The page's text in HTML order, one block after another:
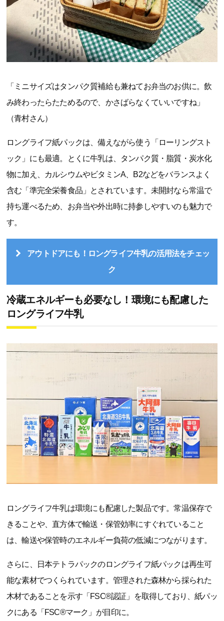
「ミニサイズはタンパク質補給も兼ねてお弁当のお供に。飲
み終わったらたためるので、かさばらなくていいですね」
（青村さん）
ロングライフ紙パックは、備えながら使う「ローリングスト
ック」にも最適。とくに牛乳は、タンパク質・脂質・炭水化
物に加え、カルシウムやビタミンA、B2などをバランスよく
含む「準完全栄養食品」とされています。未開封なら常温で
持ち運べるため、お弁当や外出時に持参しやすいのも魅力で
す。
アウトドアにも！ロングライフ牛乳の活用法をチェッ
ク
冷蔵エネルギーも必要なし！環境にも配慮した
ロングライフ牛乳
ロングライフ牛乳は環境にも配慮した製品です。常温保存で
きることや、直方体で輸送・保管効率にすぐれていること
は、輸送や保管時のエネルギー負荷の低減につながります。
さらに、日本テトラパックのロングライフ紙パックは再生可
能な素材でつくられています。管理された森林から採られた
木材であることを示す「FSC®認証」を取得しており、紙パッ
クにある「FSC®マーク」が目印に。